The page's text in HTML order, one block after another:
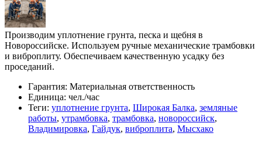
Производим уплотнение грунта, песка и щебня в
Новороссийске. Используем ручные механические трамбовки
и виброплиту. Обеспечиваем качественную усадку без
проседаний.
Гарантия: Материальная ответственность
Единица: чел./час
Теги: уплотнение грунта, Широкая Балка, земляные
работы, утрамбовка, трамбовка, новороссийск,
Владимировка, Гайдук, виброплита, Мысхако